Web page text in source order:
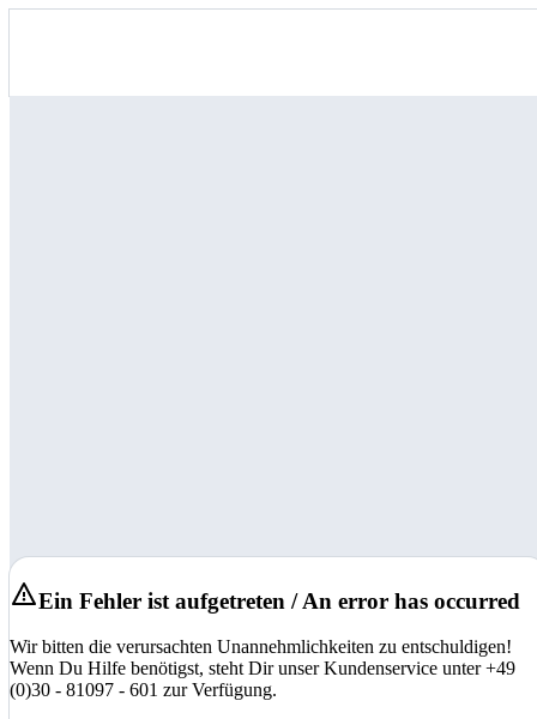
Ein Fehler ist aufgetreten / An error has occurred
Wir bitten die verursachten Unannehmlichkeiten zu entschuldigen!
Wenn Du Hilfe benötigst, steht Dir unser Kundenservice unter +49
(0)30 - 81097 - 601 zur Verfügung.